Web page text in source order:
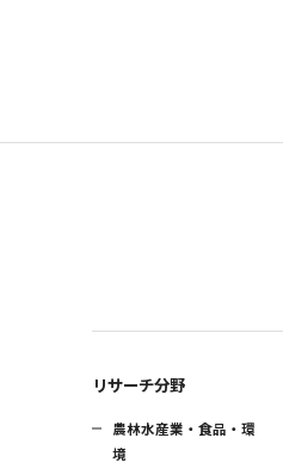
リサーチ分野
農林水産業・食品・環
境